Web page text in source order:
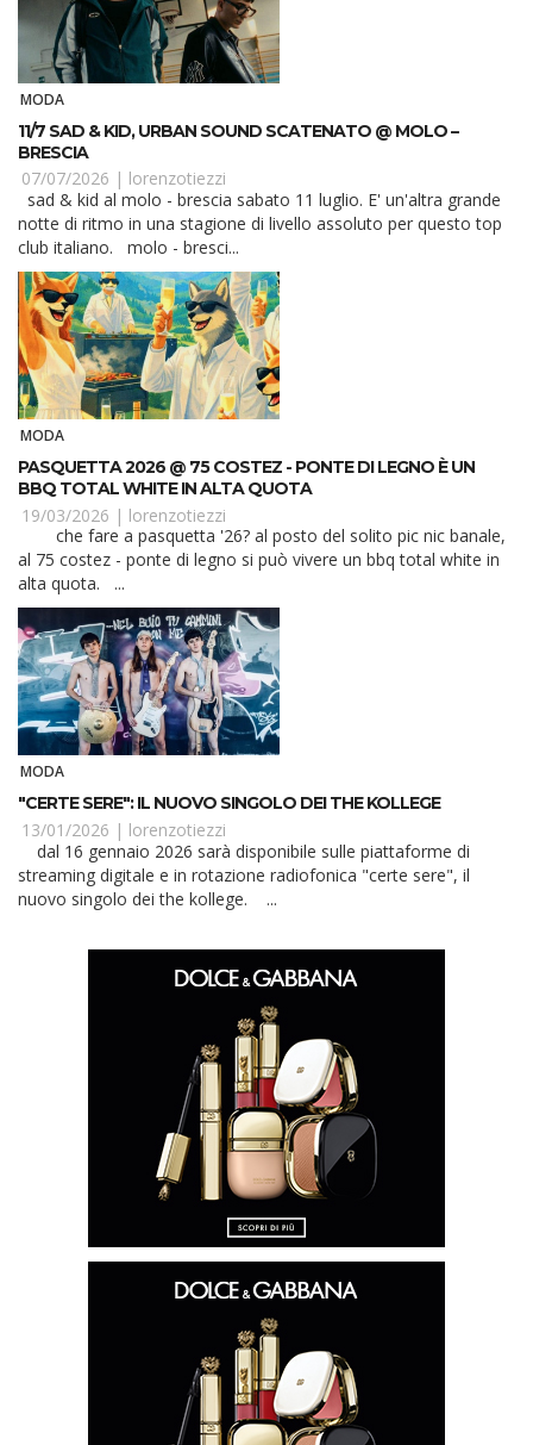
MODA
11/7 SAD & KID, URBAN SOUND SCATENATO @ MOLO –
BRESCIA
07/07/2026 | lorenzotiezzi
notte di ritmo in una stagione di livello assoluto per questo top
club italiano. molo - bresci...
MODA
PASQUETTA 2026 @ 75 COSTEZ - PONTE DI LEGNO È UN
BBQ TOTAL WHITE IN ALTA QUOTA
19/03/2026 | lorenzotiezzi
al 75 costez - ponte di legno si può vivere un bbq total white in
alta quota. ...
MODA
"CERTE SERE": IL NUOVO SINGOLO DEI THE KOLLEGE
13/01/2026 | lorenzotiezzi
streaming digitale e in rotazione radiofonica "certe sere", il
nuovo singolo dei the kollege. ...